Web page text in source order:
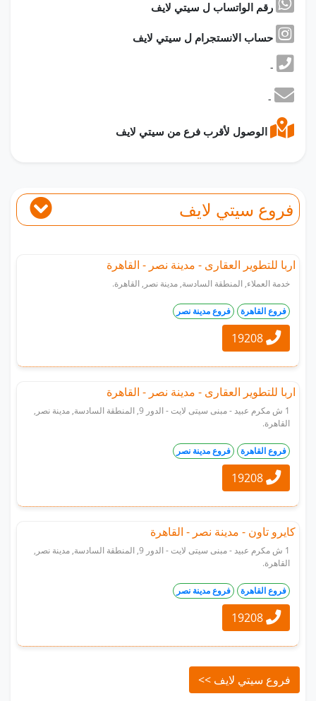
-
-
فروع سيتي لايف
اربا للتطوير العقارى - مدينة نصر - القاهرة
خدمة العملاء, المنطقة السادسة, مدينة نصر, القاهرة.
فروع القاهرة فروع مدينة نصر
اربا للتطوير العقارى - مدينة نصر - القاهرة
1 ش مكرم عبيد - مبنى سيتى لايت - الدور 9, المنطقة السادسة, مدينة نصر,
القاهرة.
فروع القاهرة فروع مدينة نصر
كايرو تاون - مدينة نصر - القاهرة
1 ش مكرم عبيد - مبنى سيتى لايت - الدور 9, المنطقة السادسة, مدينة نصر,
القاهرة.
فروع القاهرة فروع مدينة نصر
فروع سيتي لايف >>